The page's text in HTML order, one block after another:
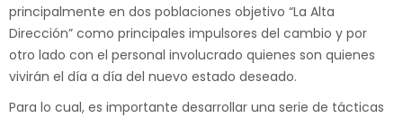
principalmente en dos poblaciones objetivo “La Alta
Dirección” como principales impulsores del cambio y por
otro lado con el personal involucrado quienes son quienes
vivirán el día a día del nuevo estado deseado.
Para lo cual, es importante desarrollar una serie de tácticas